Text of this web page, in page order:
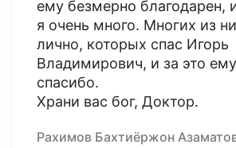
ему безмерно благодарен,
я очень много. Многих из
лично, которых спас Игорь
Владимирович, и за это
спасибо.
Храни вас бог, Доктор.
Рахимов Бахтиёржон